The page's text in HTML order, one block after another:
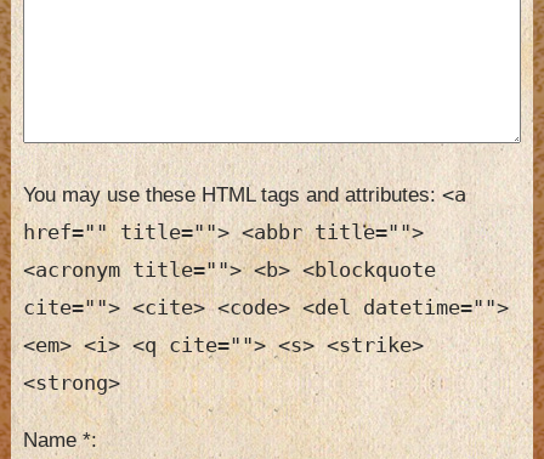
You may use these HTML tags and attributes: <a
href="" title=""> <abbr title="">
<acronym title=""> <b> <blockquote
cite=""> <cite> <code> <del datetime="">
<em> <i> <q cite=""> <s> <strike>
<strong>
Name*